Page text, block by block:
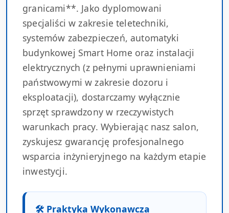
granicami**. Jako dyplomowani
specjaliści w zakresie teletechniki,
systemów zabezpieczeń, automatyki
budynkowej Smart Home oraz instalacji
elektrycznych (z pełnymi uprawnieniami
państwowymi w zakresie dozoru i
eksploatacji), dostarczamy wyłącznie
sprzęt sprawdzony w rzeczywistych
warunkach pracy. Wybierając nasz salon,
zyskujesz gwarancję profesjonalnego
wsparcia inżynieryjnego na każdym etapie
inwestycji.
🛠 Praktyka Wykonawcza